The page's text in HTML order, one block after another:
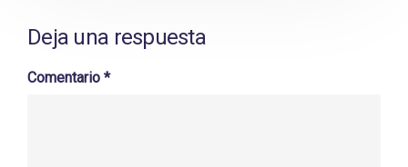
Deja una respuesta
Comentario *